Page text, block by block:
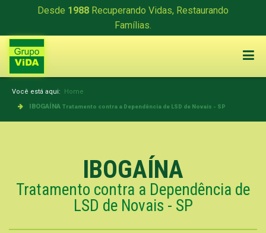
Desde 1988 Recuperando Vidas, Restaurando
Famílias.
Você está aqui: Home
IBOGAÍNA Tratamento contra a Dependência de LSD de Novais - SP
IBOGAÍNA
Tratamento contra a Dependência de
LSD de Novais - SP